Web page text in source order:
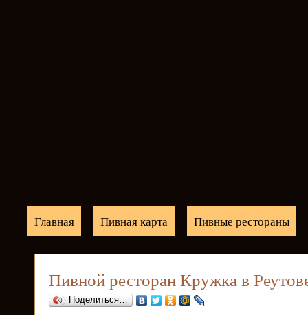
Главная Пивная карта Пивные рестораны
Пивной ресторан Кружка в
Поделиться…